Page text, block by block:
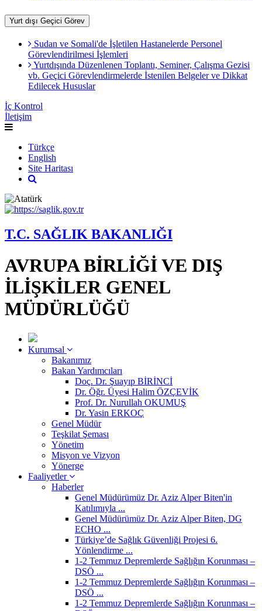
Yurt dışı Geçici Görev
Sudan ve Somali'de İşletilen Hastanelerde Personel
Görevlendirilmesi İşlemleri
Yurtdışında Düzenlenen Toplantı, Seminer, Çalışma Gezisi
vb. Geçici Görevlendirmelerde İstenilen Belgeler ve Dikkat
Edilecek Hususlar
İç Kontrol
İletişim
Türkçe
English
Site Haritası
T.C. SAĞLIK BAKANLIĞI
AVRUPA BİRLİĞİ VE DIŞ
İLİŞKİLER GENEL
MÜDÜRLÜĞÜ
Kurumsal
Bakanımız
Bakan Yardımcıları
Doç. Dr. Şuayıp BİRİNCİ
Dr. Öğr. Üyesi Halim ÖZÇEVİK
Prof. Dr. Nurullah OKUMUŞ
Dr. Yasin ERKOÇ
Genel Müdür
Teşkilat Şeması
Yönetim
Misyon ve Vizyon
Yönerge
Faaliyetler
Haberler
Genel Müdürümüz Dr. Aziz Alper Biten'in
Katılımıyla ...
Genel Müdürümüz Dr. Aziz Alper Biten, DG
ECHO ...
Türkiye’de Sağlık Güvenliği Projesi 6.
Yönlendirme ...
1-2 Temmuz Depremlerde Sağlığın Korunması –
DSÖ ...
1-2 Temmuz Depremlerde Sağlığın Korunması –
DSÖ ...
1-2 Temmuz Depremlerde Sağlığın Korunması –